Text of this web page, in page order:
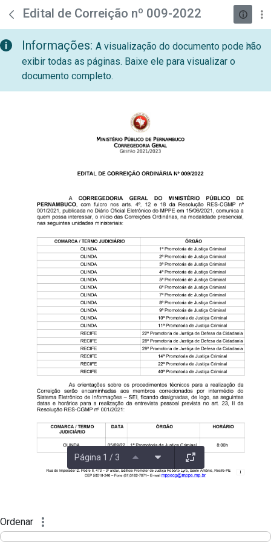
Pular para o Conteúdo principal
teste descricao
Edital de Correição nº 009-2022
Informações: A visualização do documento pode não
exibir todas as páginas. Baixe ele para visualizar o
documento completo.
Página 1 / 3
Ordenar